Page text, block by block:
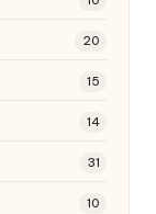
20
15
14
31
10